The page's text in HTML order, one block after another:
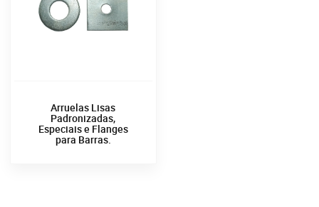
Arruelas Lisas
Padronizadas,
Especiais e Flanges
para Barras.